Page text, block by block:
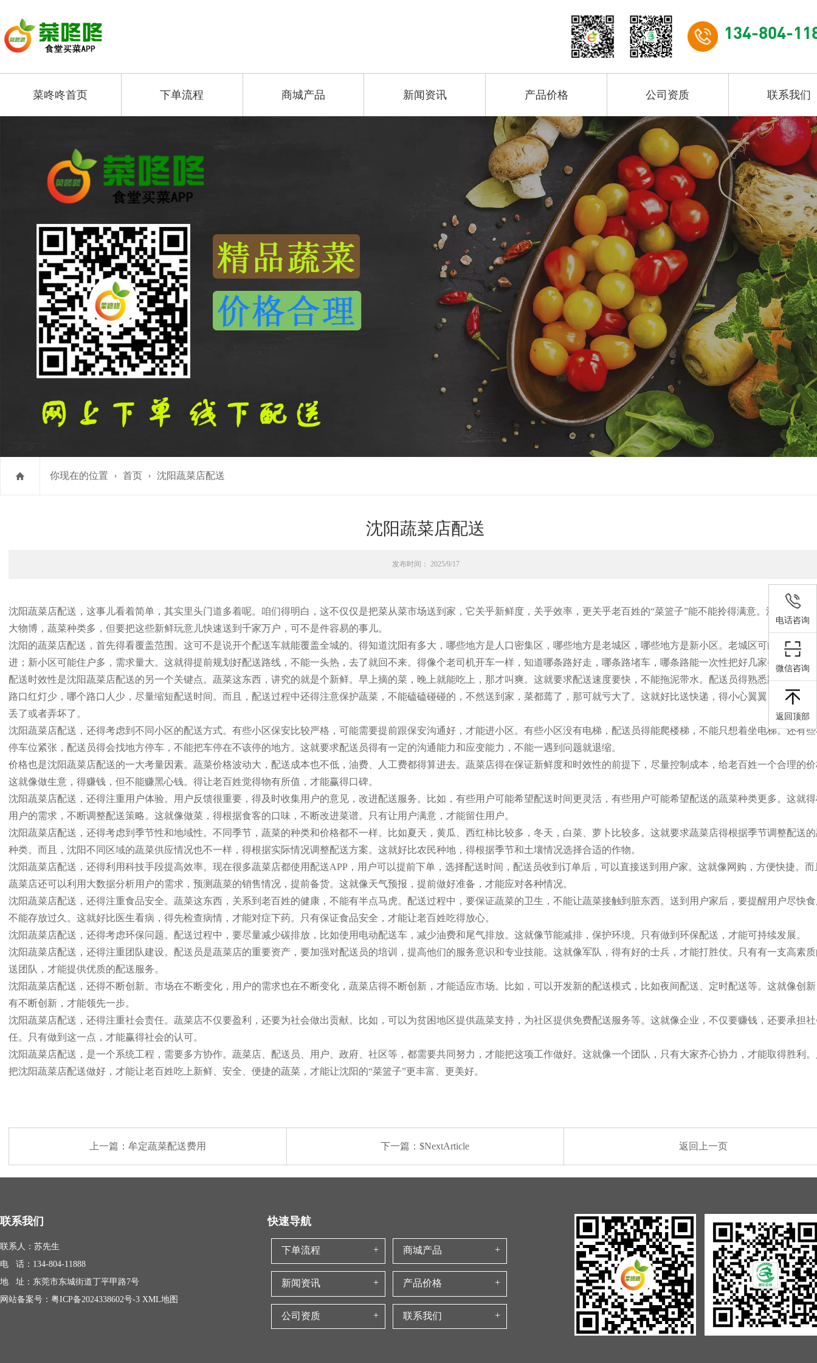
134-804-
菜咚咚首页 下单流程 商城产品 新闻资讯 产品价格 公司资质 联系我们
你现在的位置 首页 沈阳蔬菜店配送
沈阳蔬菜店配送
发布时间： 2025/9/17
沈阳蔬菜店配送，这事儿看着简单，其实里头门道多着呢。咱们得明白，这不仅仅是把菜从菜市场送到家，它关乎新鲜度，关乎效率，更关乎老百姓的“菜篮子”能不能拎得满意。沈阳这地方
大物博，蔬菜种类多，但要把这些新鲜玩意儿快速送到千家万户，可不是件容易的事儿。
沈阳的蔬菜店配送，首先得看覆盖范围。这可不是说开个配送车就能覆盖全城的。得知道沈阳有多大，哪些地方是人口密集区，哪些地方是老城区，哪些地方是新小区。老城区可能路窄，
进；新小区可能住户多，需求量大。这就得提前规划好配送路线，不能一头热，去了就回不来。得像个老司机开车一样，知道哪条路好走，哪条路堵车，哪条路能一次性把好几家都顺路捎
配送时效性是沈阳蔬菜店配送的另一个关键点。蔬菜这东西，讲究的就是个新鲜。早上摘的菜，晚上就能吃上，那才叫爽。这就要求配送速度要快，不能拖泥带水。配送员得熟悉路线，知
路口红灯少，哪个路口人少，尽量缩短配送时间。而且，配送过程中还得注意保护蔬菜，不能磕磕碰碰的，不然送到家，菜都蔫了，那可就亏大了。这就好比送快递，得小心翼翼，不能把
丢了或者弄坏了。
沈阳蔬菜店配送，还得考虑到不同小区的配送方式。有些小区保安比较严格，可能需要提前跟保安沟通好，才能进小区。有些小区没有电梯，配送员得能爬楼梯，不能只想着坐电梯。还有
停车位紧张，配送员得会找地方停车，不能把车停在不该停的地方。这就要求配送员得有一定的沟通能力和应变能力，不能一遇到问题就退缩。
价格也是沈阳蔬菜店配送的一大考量因素。蔬菜价格波动大，配送成本也不低，油费、人工费都得算进去。蔬菜店得在保证新鲜度和时效性的前提下，尽量控制成本，给老百姓一个合理的
这就像做生意，得赚钱，但不能赚黑心钱。得让老百姓觉得物有所值，才能赢得口碑。
沈阳蔬菜店配送，还得注重用户体验。用户反馈很重要，得及时收集用户的意见，改进配送服务。比如，有些用户可能希望配送时间更灵活，有些用户可能希望配送的蔬菜种类更多。这就
用户的需求，不断调整配送策略。这就像做菜，得根据食客的口味，不断改进菜谱。只有让用户满意，才能留住用户。
沈阳蔬菜店配送，还得考虑到季节性和地域性。不同季节，蔬菜的种类和价格都不一样。比如夏天，黄瓜、西红柿比较多，冬天，白菜、萝卜比较多。这就要求蔬菜店得根据季节调整配送
种类。而且，沈阳不同区域的蔬菜供应情况也不一样，得根据实际情况调整配送方案。这就好比农民种地，得根据季节和土壤情况选择合适的作物。
沈阳蔬菜店配送，还得利用科技手段提高效率。现在很多蔬菜店都使用配送APP，用户可以提前下单，选择配送时间，配送员收到订单后，可以直接送到用户家。这就像网购，方便快捷。而
蔬菜店还可以利用大数据分析用户的需求，预测蔬菜的销售情况，提前备货。这就像天气预报，提前做好准备，才能应对各种情况。
沈阳蔬菜店配送，还得注重食品安全。蔬菜这东西，关系到老百姓的健康，不能有半点马虎。配送过程中，要保证蔬菜的卫生，不能让蔬菜接触到脏东西。送到用户家后，要提醒用户尽快
不能存放过久。这就好比医生看病，得先检查病情，才能对症下药。只有保证食品安全，才能让老百姓吃得放心。
沈阳蔬菜店配送，还得考虑环保问题。配送过程中，要尽量减少碳排放，比如使用电动配送车，减少油费和尾气排放。这就像节能减排，保护环境。只有做到环保配送，才能可持续发展。
沈阳蔬菜店配送，还得注重团队建设。配送员是蔬菜店的重要资产，要加强对配送员的培训，提高他们的服务意识和专业技能。这就像军队，得有好的士兵，才能打胜仗。只有有一支高素
送团队，才能提供优质的配送服务。
沈阳蔬菜店配送，还得不断创新。市场在不断变化，用户的需求也在不断变化，蔬菜店得不断创新，才能适应市场。比如，可以开发新的配送模式，比如夜间配送、定时配送等。这就像创
有不断创新，才能领先一步。
沈阳蔬菜店配送，还得注重社会责任。蔬菜店不仅要盈利，还要为社会做出贡献。比如，可以为贫困地区提供蔬菜支持，为社区提供免费配送服务等。这就像企业，不仅要赚钱，还要承担
任。只有做到这一点，才能赢得社会的认可。
沈阳蔬菜店配送，是一个系统工程，需要多方协作。蔬菜店、配送员、用户、政府、社区等，都需要共同努力，才能把这项工作做好。这就像一个团队，只有大家齐心协力，才能取得胜利
把沈阳蔬菜店配送做好，才能让老百姓吃上新鲜、安全、便捷的蔬菜，才能让沈阳的“菜篮子”更丰富、更美好。
上一篇： 牟定蔬菜配送费用 下一篇：$NextArticle 返回上一页
联系我们
联系人：苏先生
电 话：134-804-11888
地 址：东莞市东城街道丁平甲路7号
网站备案号： 粤ICP备2024338602号-3 XML地图
快速导航
下单流程 商城产品
新闻资讯 产品价格
公司资质 联系我们
电话咨询
微信咨询
返回顶部